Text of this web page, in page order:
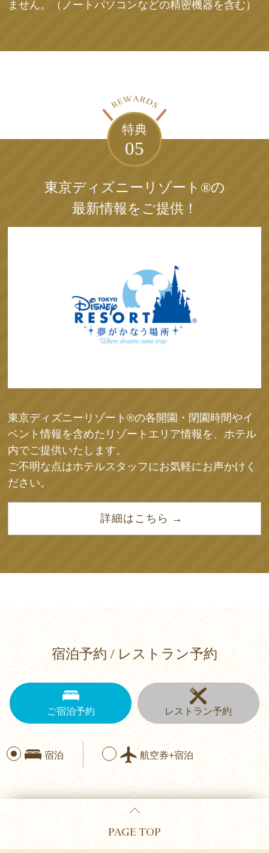
ません。（ノートパソコンなどの精密機器を含む）
特典
05
東京ディズニーリゾート®の
最新情報をご提供！
東京ディズニーリゾート®の各開園・閉園時間やイ
ベント情報を含めたリゾートエリア情報を、ホテル
内でご提供いたします。
ご不明な点はホテルスタッフにお気軽にお声かけく
ださい。
詳細はこちら
宿泊予約 / レストラン予約
ご宿泊予約 レストラン予約
宿泊 航空券+宿泊
PAGE TOP